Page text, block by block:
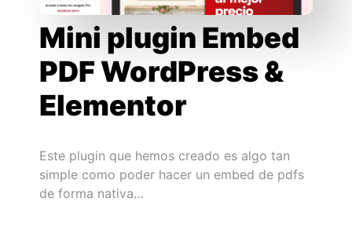
Mini plugin Embed
PDF WordPress &
Elementor
Este plugin que hemos creado es algo tan
simple como poder hacer un embed de pdfs
de forma nativa…